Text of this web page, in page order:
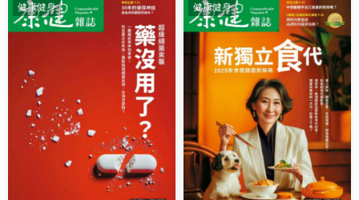
健康健身 健康健身